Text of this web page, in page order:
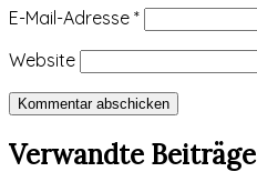
E-Mail-Adresse *
Website
Kommentar abschicken
Verwandte Beiträge